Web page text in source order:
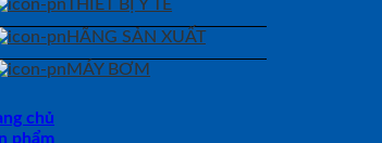
THIẾT BỊ Y TẾ
HÃNG SẢN XUẤT
MÁY BƠM
chủ
phẩm